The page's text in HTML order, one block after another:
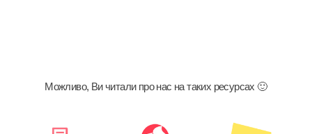
Можливо, Ви читали про нас на таких ресурсах 🙂